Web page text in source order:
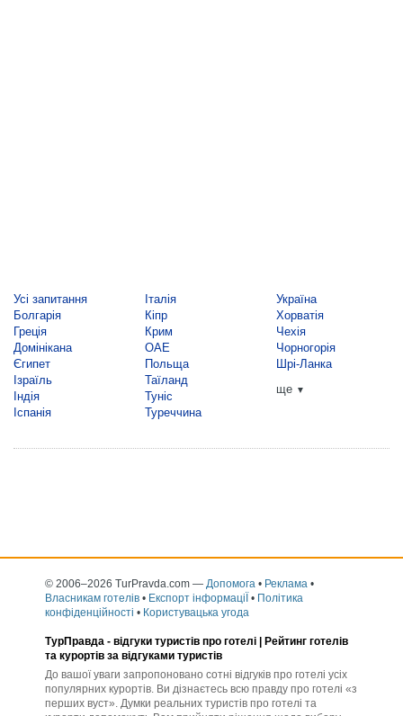
Усі запитання
Болгарія
Греція
Домінікана
Єгипет
Ізраїль
Індія
Іспанія
Італія
Кіпр
Крим
ОАЕ
Польща
Таїланд
Туніс
Туреччина
Україна
Хорватія
Чехія
Чорногорія
Шрі-Ланка
ще ▼
© 2006–2026 TurPravda.com — Допомога • Реклама •
Власникам готелів • Експорт інформаціЇ • Політика
конфіденційності • Користувацька угода
ТурПравда - відгуки туристів про готелі | Рейтинг готелів
та курортів за відгуками туристів
До вашої уваги запропоновано сотні відгуків про готелі усіх
популярних курортів. Ви дізнаєтесь всю правду про готелі «з
перших вуст». Думки реальних туристів про готелі та